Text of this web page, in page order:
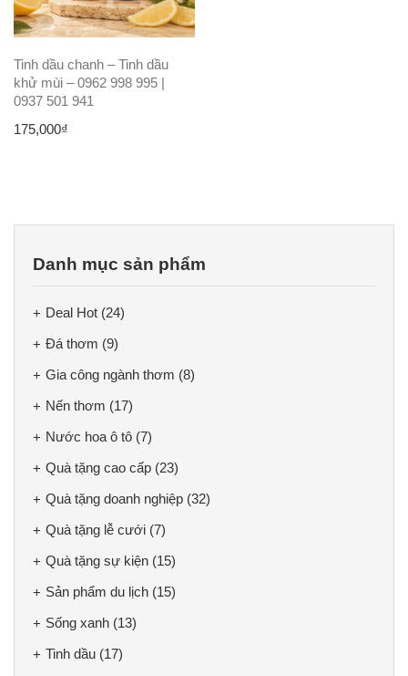
Tinh dầu chanh – Tinh dầu
khử mùi – 0962 998 995 |
0937 501 941
175,000₫
Danh mục sản phẩm
Deal Hot (24)
Đá thơm (9)
Gia công ngành thơm (8)
Nến thơm (17)
Nước hoa ô tô (7)
Quà tặng cao cấp (23)
Quà tặng doanh nghiệp (32)
Quà tặng lễ cưới (7)
Quà tặng sự kiện (15)
Sản phẩm du lịch (15)
Sống xanh (13)
Tinh dầu (17)